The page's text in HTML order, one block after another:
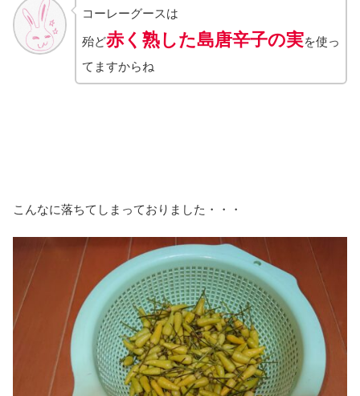
コーレーグースは
殆ど赤く熟した島唐辛子の実を使っ
てますからね
こんなに落ちてしまっておりました・・・